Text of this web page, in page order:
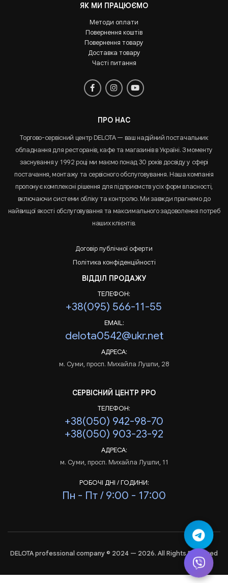
ЯК МИ ПРАЦЮЄМО
Методи оплати
Повернення коштів
Повернення товару
Доставка товару
Часті питання
ПРО НАС
Торгово-сервісний центр DELOTA — ваш надійний постачальник
обладнання для ресторанів, кафе та магазинів в Україні. З моменту
заснування у 1992 році ми маємо понад 30 років досвіду у сфері
постачання, монтажу та сервісного обслуговування. Наша компанія
пропонує комплексні рішення для підприємств усіх форм власності,
включаючи системи обліку та контролю. Ми завжди прагнемо до
найвищої якості обслуговування та максимального задоволення потреб
наших клієнтів.
Договір публічної оферти
Політика конфіденційності
ВІДДІЛ ПРОДАЖУ
ТЕЛЕФОН:
+38(095) 566-11-55
EMAIL:
delota0542@ukr.net
АДРЕСА:
м. Суми, просп. Михайла Лушпи, 28
СЕРВІСНИЙ ЦЕНТР РРО
ТЕЛЕФОН:
+38(050) 942-98-70
+38(050) 903-23-92
АДРЕСА:
м. Суми, просп. Михайла Лушпи, 11
РОБОЧІ ДНІ / ГОДИНИ:
Пн - Пт / 9:00 - 17:00
DELOTA professional company © 2024 — 2026. All Rights Reserved